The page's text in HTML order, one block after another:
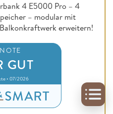
4 E5000 Pro – 4
– modular mit
erweitern!
GUT
• 07/2026